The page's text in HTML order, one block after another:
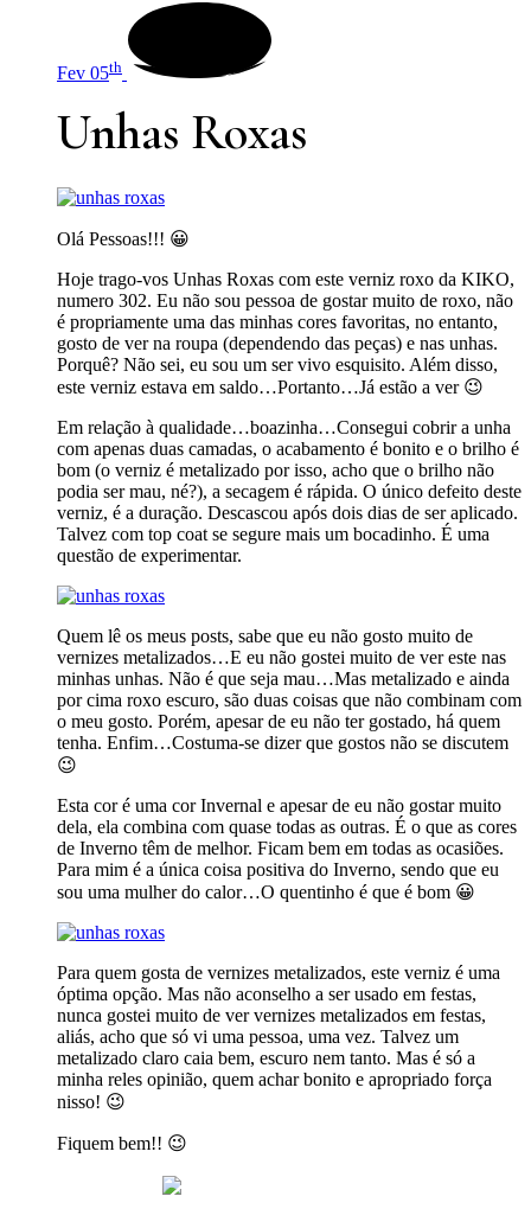
Fev 05th
Unhas Roxas
Olá Pessoas!!! 😀
Hoje trago-vos Unhas Roxas com este verniz roxo da KIKO,
numero 302. Eu não sou pessoa de gostar muito de roxo, não
é propriamente uma das minhas cores favoritas, no entanto,
gosto de ver na roupa (dependendo das peças) e nas unhas.
Porquê? Não sei, eu sou um ser vivo esquisito. Além disso,
este verniz estava em saldo…Portanto…Já estão a ver 😉
Em relação à qualidade…boazinha…Consegui cobrir a unha
com apenas duas camadas, o acabamento é bonito e o brilho é
bom (o verniz é metalizado por isso, acho que o brilho não
podia ser mau, né?), a secagem é rápida. O único defeito deste
verniz, é a duração. Descascou após dois dias de ser aplicado.
Talvez com top coat se segure mais um bocadinho. É uma
questão de experimentar.
Quem lê os meus posts, sabe que eu não gosto muito de
vernizes metalizados…E eu não gostei muito de ver este nas
minhas unhas. Não é que seja mau…Mas metalizado e ainda
por cima roxo escuro, são duas coisas que não combinam com
o meu gosto. Porém, apesar de eu não ter gostado, há quem
tenha. Enfim…Costuma-se dizer que gostos não se discutem
😉
Esta cor é uma cor Invernal e apesar de eu não gostar muito
dela, ela combina com quase todas as outras. É o que as cores
de Inverno têm de melhor. Ficam bem em todas as ocasiões.
Para mim é a única coisa positiva do Inverno, sendo que eu
sou uma mulher do calor…O quentinho é que é bom 😀
Para quem gosta de vernizes metalizados, este verniz é uma
óptima opção. Mas não aconselho a ser usado em festas,
nunca gostei muito de ver vernizes metalizados em festas,
aliás, acho que só vi uma pessoa, uma vez. Talvez um
metalizado claro caia bem, escuro nem tanto. Mas é só a
minha reles opinião, quem achar bonito e apropriado força
nisso! 😉
Fiquem bem!! 😉